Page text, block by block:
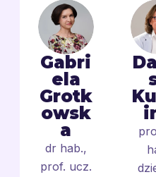
Gabri
ela
Grotk
owsk
a
dr hab.,
prof. ucz.